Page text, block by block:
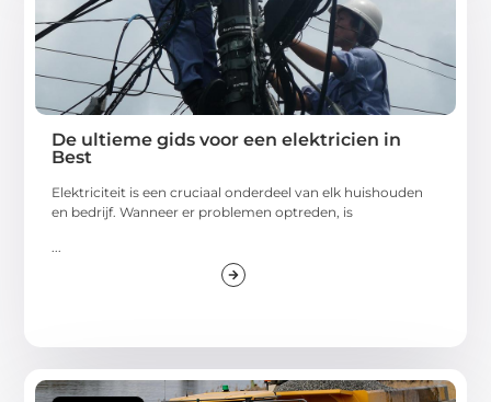
De ultieme gids voor een elektricien in
Best
Elektriciteit is een cruciaal onderdeel van elk huishouden
en bedrijf. Wanneer er problemen optreden, is
...